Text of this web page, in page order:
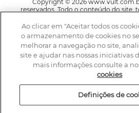
Copyright © 2026
reservados. Todo o conteúdo do site,
layout, trade dress, aqui veiculados são
da Boticário Produto de Beleza
reprodução, total ou parcial, de
identidade, sem expressa autorização.
direito mencionado implicará na
criminal nos termos da Lei. Os
sujeitos a alteração sem
A Vult se reserva o direito de corrigir
digitação ou gráfico e caso haja
ofertados nos e-mails
Ao clicar em "Aceitar todos os
o armazenamento de cookies no
melhorar a navegação no site,
site e ajudar nas nossas iniciativas
mais informações consulte a
cookies
Definições de